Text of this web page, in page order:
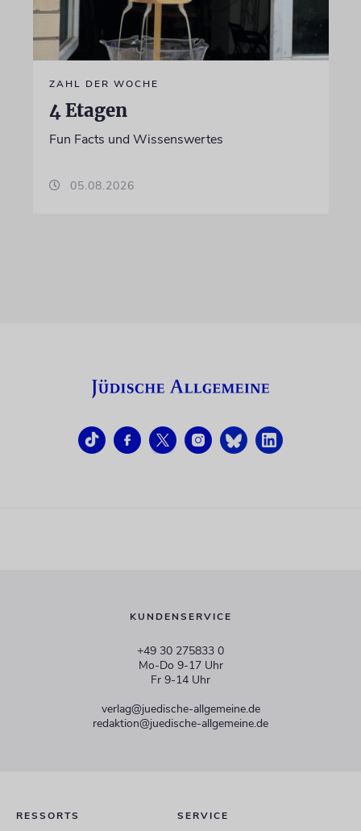
ZAHL DER WOCHE
4 Etagen
Fun Facts und Wissenswertes
05.08.2026
KUNDENSERVICE
+49 30 275833 0
Mo-Do 9-17 Uhr
Fr 9-14 Uhr
verlag@juedische-allgemeine.de
redaktion@juedische-allgemeine.de
RESSORTS SERVICE